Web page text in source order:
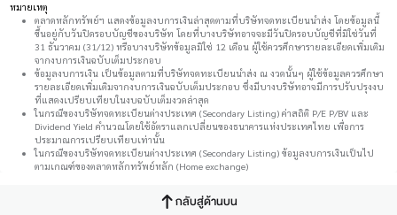
หมายเหตุ
ตลาดหลักทรัพย์ฯ แสดงข้อมูลงบการเงินล่าสุดตามที่บริษัทจดทะเบียนนำส่ง โดยข้อมูลนี้
ขึ้นอยู่กับวันปิดรอบบัญชีของบริษัท โดยที่บางบริษัทอาจจะมีวันปิดรอบบัญชีที่มิใช่วันที่
31 ธันวาคม (31/12) หรือบางบริษัทข้อมูลมิใช่ 12 เดือน ผู้ใช้ควรศึกษารายละเอียดเพิ่มเติม
จากงบการเงินฉบับเต็มประกอบ
ข้อมูลงบการเงิน เป็นข้อมูลตามที่บริษัทจดทะเบียนนำส่ง ณ งวดนั้นๆ ผู้ใช้ข้อมูลควรศึกษา
รายละเอียดเพิ่มเติมจากงบการเงินฉบับเต็มประกอบ ซึ่งมีบางบริษัทอาจมีการปรับปรุงงบ
ที่แสดงเปรียบเทียบในงบฉบับเต็มงวดล่าสุด
ในกรณีของบริษัทจดทะเบียนต่างประเทศ (Secondary Listing) ค่าสถิติ P/E P/BV และ
Dividend Yield คำนวณโดยใช้อัตราแลกเปลี่ยนของธนาคารแห่งประเทศไทย เพื่อการ
ประมาณการเปรียบเทียบเท่านั้น
ในกรณีของบริษัทจดทะเบียนต่างประเทศ (Secondary Listing) ข้อมูลงบการเงินเป็นไป
ตามเกณฑ์ของตลาดหลักทรัพย์หลัก (Home exchange)
กลับสู่ด้านบน